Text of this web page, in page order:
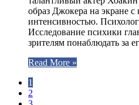
образ Джокера на экране
интенсивностью.
Исследование психики
зрителям понаблюдать за
Read More »
1
2